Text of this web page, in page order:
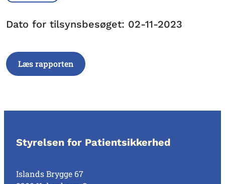
Dato for tilsynsbesøget: 02-11-2023
Læs rapporten
Styrelsen for Patientsikkerhed
Islands Brygge 67